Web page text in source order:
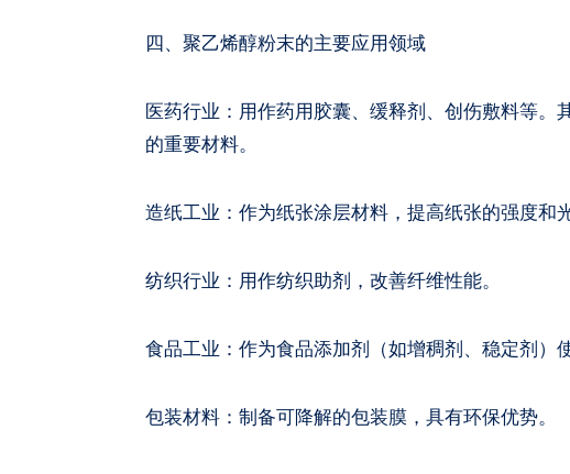
四、聚乙烯醇粉末的主要应用领域
医药行业：用作药用胶囊、缓释剂、创伤敷料等。
的重要材料。
造纸工业：作为纸张涂层材料，提高纸张的强度和光
纺织行业：用作纺织助剂，改善纤维性能。
食品工业：作为食品添加剂（如增稠剂、稳定剂）
包装材料：制备可降解的包装膜，具有环保优势。